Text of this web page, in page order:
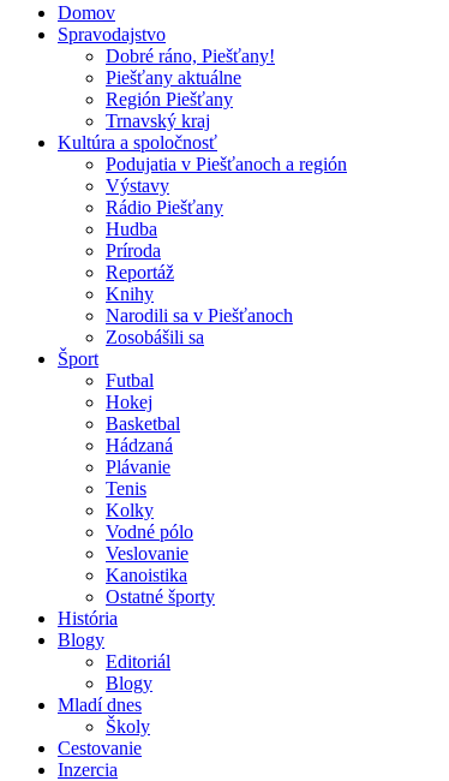
Domov
Spravodajstvo
Dobré ráno, Piešťany!
Piešťany aktuálne
Región Piešťany
Trnavský kraj
Kultúra a spoločnosť
Podujatia v Piešťanoch a región
Výstavy
Rádio Piešťany
Hudba
Príroda
Reportáž
Knihy
Narodili sa v Piešťanoch
Zosobášili sa
Šport
Futbal
Hokej
Basketbal
Hádzaná
Plávanie
Tenis
Kolky
Vodné pólo
Veslovanie
Kanoistika
Ostatné športy
História
Blogy
Editoriál
Blogy
Mladí dnes
Školy
Cestovanie
Inzercia